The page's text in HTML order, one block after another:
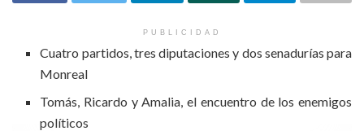
PUBLICIDAD
Cuatro partidos, tres diputaciones y dos senadurías para
Monreal
Tomás, Ricardo y Amalia, el encuentro de los enemigos
políticos